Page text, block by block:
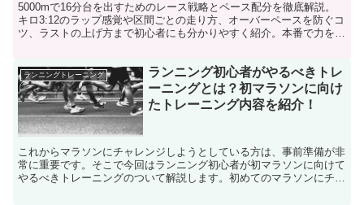
5000mで16分台を出すためのレース戦略とペース配分を徹底解説。
キロ3:12のラップ感覚や区間ごとの走り方、オーバーペースを防ぐコ
ツ、ラストの上げ方まで初心者にも分かりやすく紹介。本番で力を発
ランニングトレーニング
ランニング初心者がやるべきトレ
ーニングとは？初マラソンに向け
たトレーニング内容を紹介！
これからマラソンにチャレンジしようとしている方は、事前準備が非
常に重要です。そこで今回はランニング初心者が初マラソンに向けて
やるべきトレーニングのついて解説します。初めてのマラソンにチャ